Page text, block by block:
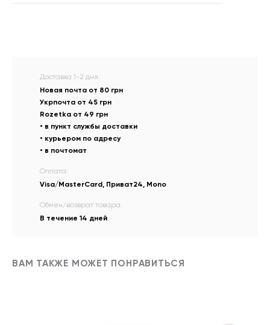
Доставка 1-2 дня:
Новая почта от 80 грн
Укрпочта от 45 грн
Rozetka от 49 грн
• в пункт службы доставки
• курьером по адресу
• в почтомат
Оплата:
Visa/MasterCard, Приват24, Mono
Обмен/возврат товара:
В течение 14 дней
ВАМ ТАКЖЕ МОЖЕТ ПОНРАВИТЬСЯ